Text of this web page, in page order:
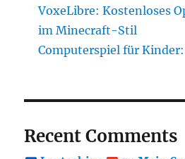
VoxeLibre: Kostenloses
im Minecraft-Stil
Computerspiel für
Recent Comments